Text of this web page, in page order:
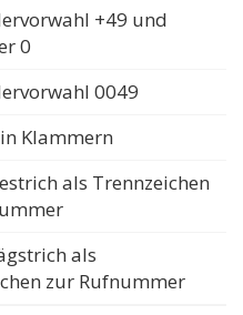
+49 und
0
0049
Klammern
als Trennzeichen
als
zur Rufnummer